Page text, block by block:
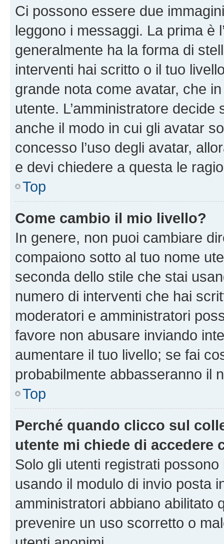
Ci possono essere due
leggono i messaggi. La prima è
generalmente ha la forma di
interventi hai scritto o il tuo
grande nota come avatar, che
utente. L’amministratore
anche il modo in cui gli avatar
concesso l’uso degli avatar,
e devi chiedere a questa le
Top
Come cambio il mio livello?
In genere, non puoi cambiare
compaiono sotto al tuo nome
seconda dello stile che stai
numero di interventi che hai
moderatori e amministratori
favore non abusare inviando
aumentare il tuo livello; se fai
probabilmente abbasseranno il
Top
Perché quando clicco sul
utente mi chiede di accedere
Solo gli utenti registrati
usando il modulo di invio posta
amministratori abbiano abilitato
prevenire un uso scorretto o